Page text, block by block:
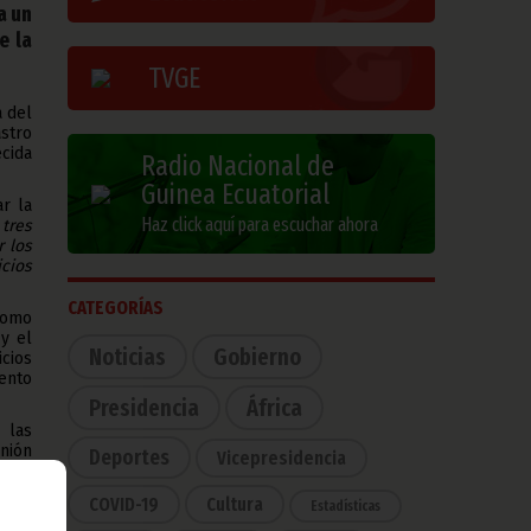
un
la
del
la
los
el
las
TVGE
Radio Nacional de
Guinea Ecuatorial
Haz click aquí para escuchar ahora
CATEGORÍAS
Noticias
Gobierno
Presidencia
África
Deportes Vicepresidencia
COVID-19 Cultura Estadísticas